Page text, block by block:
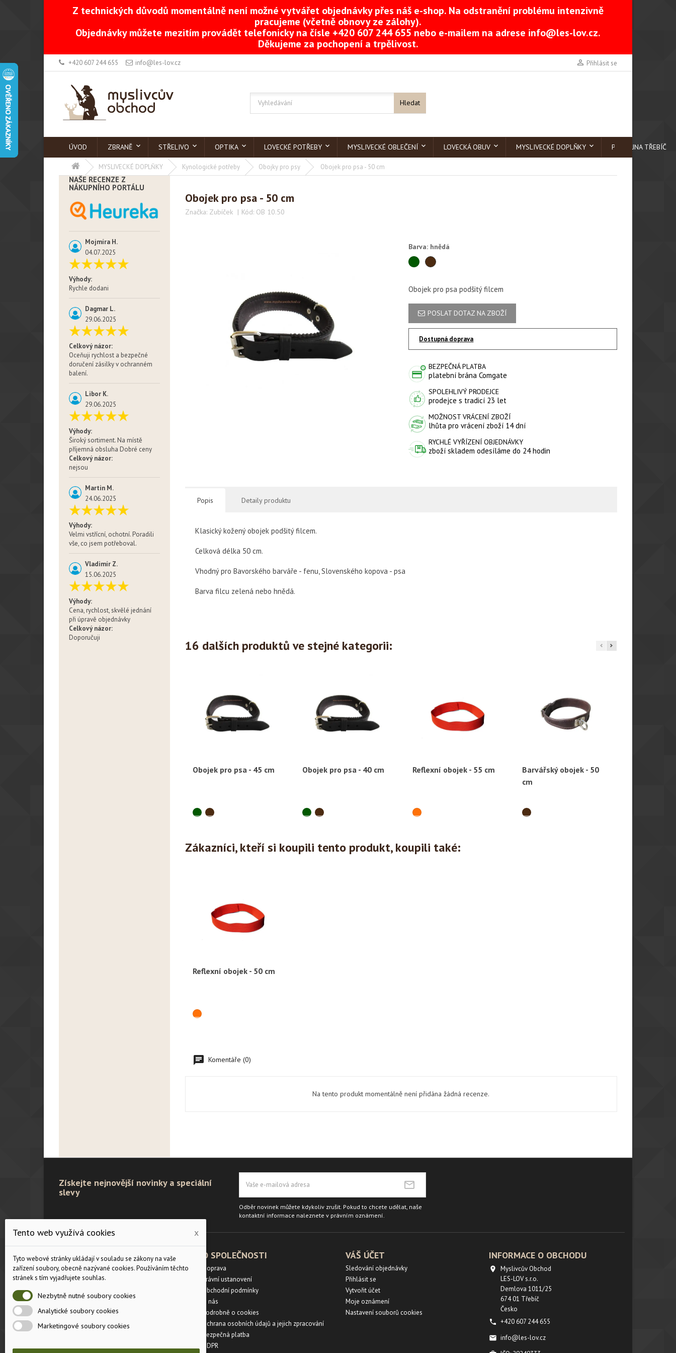
Z technických důvodů momentálně není možné vytvářet objednávky přes náš e-shop. Na odstranění problému intenzivně
pracujeme (včetně obnovy ze zálohy).
Objednávky můžete mezitím provádět telefonicky na čísle +420 607 244 655 nebo e-mailem na adrese info@les-lov.cz.
Děkujeme za pochopení a trpělivost.
+420 607 244 655 info@les-lov.cz  Přihlásit se
Hledat
ÚVOD ZBRANĚ STŘELIVO OPTIKA LOVECKÉ POTŘEBY MYSLIVECKÉ OBLEČENÍ LOVECKÁ OBUV MYSLIVECKÉ DOPLŇKY PRODEJNA TŘEBÍČ
MYSLIVECKÉ DOPLŇKY Kynologické potřeby Obojky pro psy Obojek pro psa - 50 cm
NAŠE RECENZE Z
NÁKUPNÍHO PORTÁLU
Mojmíra H.
04.07.2025
Výhody:
Rychle dodani
Dagmar L.
29.06.2025
Celkový názor:
Oceňuji rychlost a bezpečné
doručení zásilky v ochranném
balení.
Libor K.
29.06.2025
Výhody:
Široký sortiment. Na místě
příjemná obsluha Dobré ceny
Celkový názor:
nejsou
Martin M.
24.06.2025
Výhody:
Velmi vstřícní, ochotní. Poradili
vše, co jsem potřeboval.
Vladimír Z.
15.06.2025
Výhody:
Cena, rychlost, skvělé jednání
při úpravě objednávky
Celkový názor:
Doporučuji
Obojek pro psa - 50 cm
Značka: Zubíček Kód: OB 10.50
Barva: hnědá
zelenáhnědá
Obojek pro psa podšitý filcem
POSLAT DOTAZ NA ZBOŽÍ
Dostupná doprava
BEZPEČNÁ PLATBA
platební brána Comgate
SPOLEHLIVÝ PRODEJCE
prodejce s tradicí 23 let
MOŽNOST VRÁCENÍ ZBOŽÍ
lhůta pro vrácení zboží 14 dní
RYCHLÉ VYŘÍZENÍ OBJEDNÁVKY
zboží skladem odesíláme do 24 hodin
Popis Detaily produktu
Klasický kožený obojek podšitý filcem.
Celková délka 50 cm.
Vhodný pro Bavorského barváře - fenu, Slovenského kopova - psa
Barva filcu zelená nebo hnědá.
16 dalších produktů ve stejné kategorii:
Rychlý náhled
Obojek pro psa - 45 cm Rychlý náhled
Obojek pro psa - 40 cm Rychlý náhled
Reflexní obojek - 55 cm Rychlý náhled
Barvářský obojek - 50
cm
Zákazníci, kteří si koupili tento produkt, koupili také:
Rychlý náhled
Reflexní obojek - 50 cm
Komentáře (0)
Na tento produkt momentálně není přidána žádná recenze.
Získejte nejnovější novinky a speciální
slevy
Odběr novinek můžete kdykoliv zrušit. Pokud to chcete udělat, naše
kontaktní informace naleznete v právním oznámení.
PRODUKTY
Velikostní tabulka
Slevy
Novinky
Mapa stránek
Prodejny
O SPOLEČNOSTI
Doprava
Právní ustanovení
Obchodní podmínky
O nás
Podrobně o cookies
Ochrana osobních údajů a jejich zpracování
Bezpečná platba
GDPR
VÁŠ ÚČET
Sledování objednávky
Přihlásit se
Vytvořit účet
Moje oznámení
Nastavení souborů cookies
INFORMACE O OBCHODU

Myslivcův Obchod
LES-LOV s.r.o.
Demlova 1011/25
674 01 Třebíč
Česko
 +420 607 244 655
 info@les-lov.cz
Tento web využívá cookies x
Tyto webové stránky ukládají v souladu se zákony na vaše
zařízení soubory, obecně nazývané cookies. Používáním těchto
stránek s tím vyjadřujete souhlas.
Nezbytně nutné soubory cookies
Analytické soubory cookies
Marketingové soubory cookies